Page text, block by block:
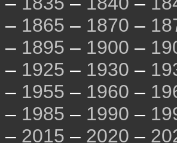
– 1865 – 1870 –
– 1895 – 1900 –
– 1925 – 1930 –
– 1955 – 1960 –
– 1985 – 1990 –
– 2015 – 2020 –